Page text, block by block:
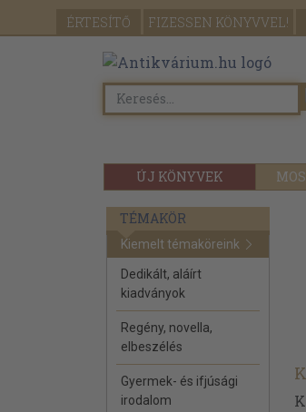
ÉRTESÍTŐ FIZESSEN KÖNYVVEL!
ÚJ KÖNYVEK
TÉMAKÖR
Kiemelt témaköreink
Dedikált, aláírt
kiadványok
Regény, novella,
elbeszélés
Gyermek- és ifjúsági
irodalom